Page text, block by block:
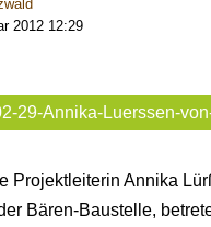
2012 12:29
29-Annika-Luerssen-
Projektleiterin Annika
Bären-Baustelle,